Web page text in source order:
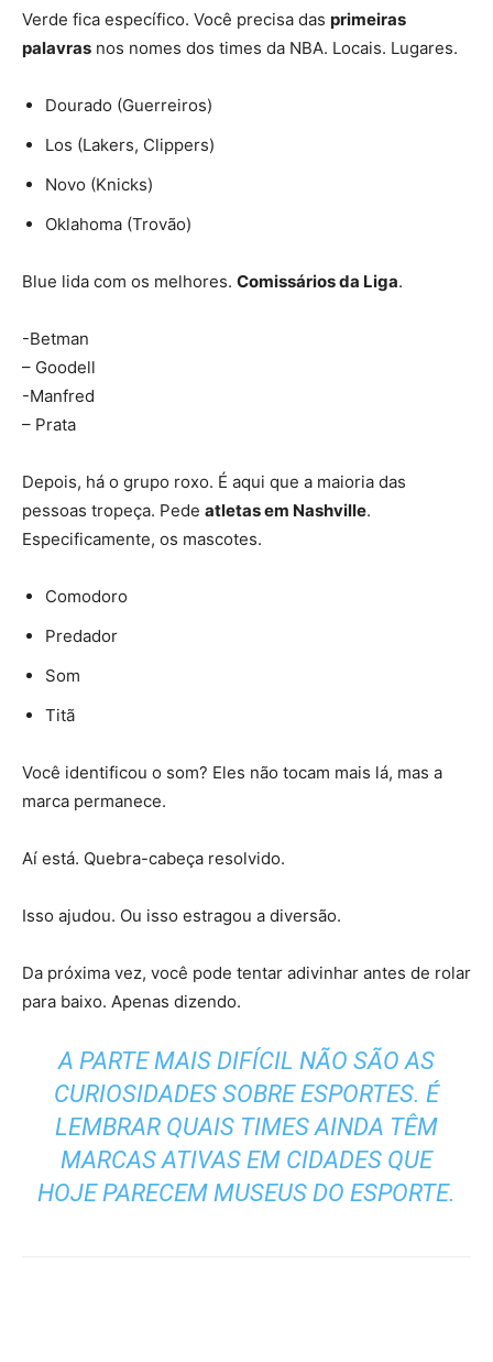
Verde fica específico. Você precisa das primeiras
palavras nos nomes dos times da NBA. Locais. Lugares.
Dourado (Guerreiros)
Los (Lakers, Clippers)
Novo (Knicks)
Oklahoma (Trovão)
Blue lida com os melhores. Comissários da Liga.
-Betman
– Goodell
-Manfred
– Prata
Depois, há o grupo roxo. É aqui que a maioria das
pessoas tropeça. Pede atletas em Nashville.
Especificamente, os mascotes.
Comodoro
Predador
Som
Titã
Você identificou o som? Eles não tocam mais lá, mas a
marca permanece.
Aí está. Quebra-cabeça resolvido.
Isso ajudou. Ou isso estragou a diversão.
Da próxima vez, você pode tentar adivinhar antes de rolar
para baixo. Apenas dizendo.
A PARTE MAIS DIFÍCIL NÃO SÃO AS
CURIOSIDADES SOBRE ESPORTES. É
LEMBRAR QUAIS TIMES AINDA TÊM
MARCAS ATIVAS EM CIDADES QUE
HOJE PARECEM MUSEUS DO ESPORTE.